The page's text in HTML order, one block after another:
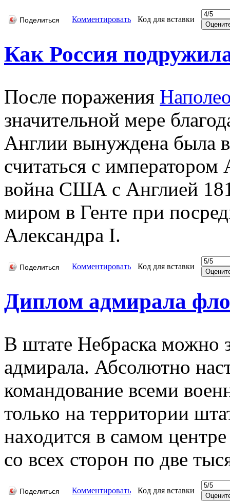
Поделиться Комментировать Код для вставки
Как Россия
После поражения
значительной мере
Англии вынуждена была
считаться с
война США с Англией
миром в Генте при
Александра I.
Поделиться Комментировать Код для вставки
Диплом адмирала
В штате Hебраска можно
адмирала. Абсолютно
командование всеми
только на территории
находится в самом
со всех сторон по две
Поделиться Комментировать Код для вставки